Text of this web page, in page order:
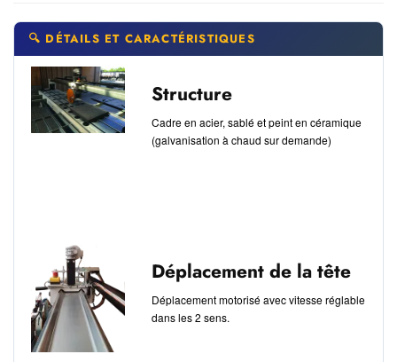
🔍 DÉTAILS ET CARACTÉRISTIQUES
Structure
Cadre en acier, sablé et peint en céramique
(galvanisation à chaud sur demande)
Déplacement de la tête
Déplacement motorisé avec vitesse réglable
dans les 2 sens.